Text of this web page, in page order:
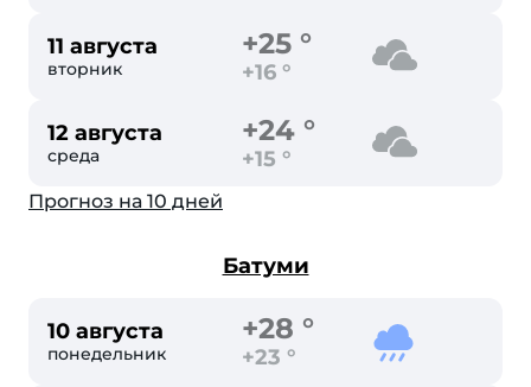
11 августа
вторник
+25 °
+16 °
12 августа
среда
+24 °
+15 °
Прогноз на 10 дней
Батуми
10 августа
понедельник
+28 °
+23 °